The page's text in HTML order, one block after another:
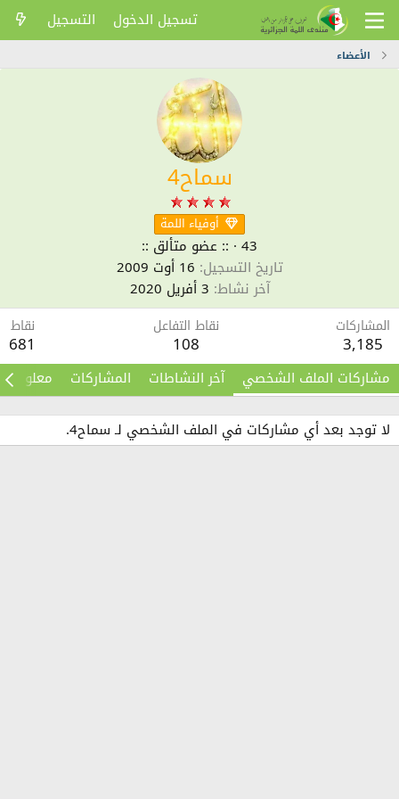
تسجيل الدخول التسجيل
الأعضاء
سماح4
أوفياء اللمة
:: عضو متألق :: · 43
تاريخ التسجيل 16 أوت 2009
آخر نشاط 3 أفريل 2020
المشاركات
3,185
نقاط التفاعل
108
نقاط
681
مشاركات الملف الشخصي آخر النشاطات المشاركات معلومات
لا توجد بعد أي مشاركات في الملف الشخصي لـ سماح4.